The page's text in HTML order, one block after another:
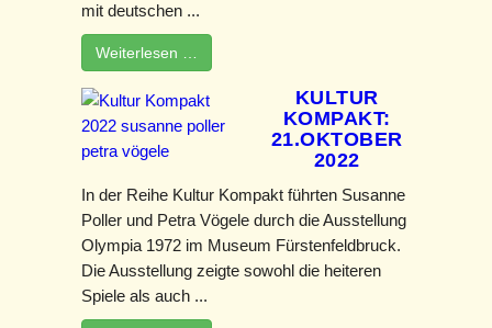
mit deutschen ...
Weiterlesen …
KULTUR
KOMPAKT:
21.OKTOBER
2022
In der Reihe Kultur Kompakt führten Susanne
Poller und Petra Vögele durch die Ausstellung
Olympia 1972 im Museum Fürstenfeldbruck.
Die Ausstellung zeigte sowohl die heiteren
Spiele als auch ...